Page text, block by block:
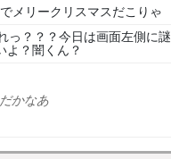
メリークリスマスだこりゃ
っ？？？今日は画面左側に謎
よ？闇くん？
かなあ